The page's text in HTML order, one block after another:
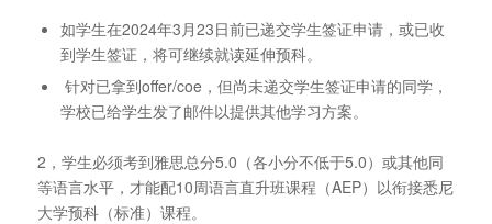
如学生在2024年3月23日前已递交学生签证申请，或已收
到学生签证，将可继续就读延伸预科。
针对已拿到offer/coe，但尚未递交学生签证申请的同学，
学校已给学生发了邮件以提供其他学习方案。
2，学生必须考到雅思总分5.0（各小分不低于5.0）或其他同
等语言水平，才能配10周语言直升班课程（AEP）以衔接悉尼
大学预科（标准）课程。